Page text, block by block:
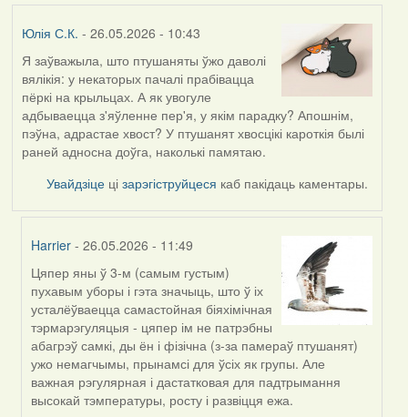
Юлія С.К. - 26.05.2026 - 10:43
Я заўважыла, што птушаняты ўжо даволі
вялікія: у некаторых пачалі прабівацца
пёркі на крыльцах. А як увогуле
адбываецца з'яўленне пер'я, у якім парадку? Апошнім,
пэўна, адрастае хвост? У птушанят хвосцікі кароткія былі
раней адносна доўга, наколькі памятаю.
Увайдзіце цізарэгіструйцеся каб пакідаць каментары.
Harrier - 26.05.2026 - 11:49
In
reply
to
by
Юлія
С.К.
Цяпер яны ў 3-м (самым густым)
пухавым уборы і гэта значыць, што ў іх
усталёўваецца самастойная біяхімічная
тэрмарэгуляцыя - цяпер ім не патрэбны
абагрэў самкі, ды ён і фізічна (з-за памераў птушанят)
ужо немагчымы, прынамсі для ўсіх як групы. Але
важная рэгулярная і дастатковая для падтрымання
высокай тэмпературы, росту і развіцця ежа.